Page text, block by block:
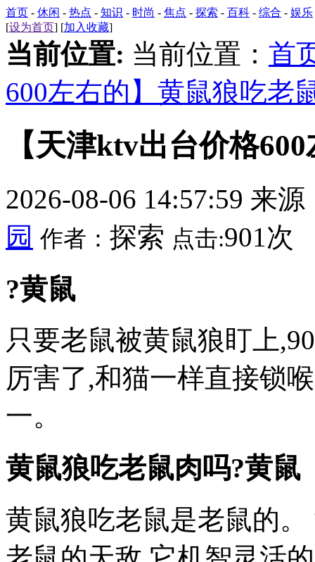
首页 - 休闲 - 热点 - 知识 - 时尚 - 焦点 - 探索 - 百科 - 综合 - 娱乐
[设为首页] [加入收藏]
当前位置: 当前位置： 首
600左右的】黄鼠狼吃老
【天津ktv出台价格
2026-08-06 14:57:59 来源
园 作者： 探索 点击:901次
?黄鼠
只要老鼠被黄鼠狼盯上
厉害了,和猫一样直接锁
一。
黄鼠狼吃老鼠肉吗?黄鼠
黄鼠狼吃老鼠是老鼠的